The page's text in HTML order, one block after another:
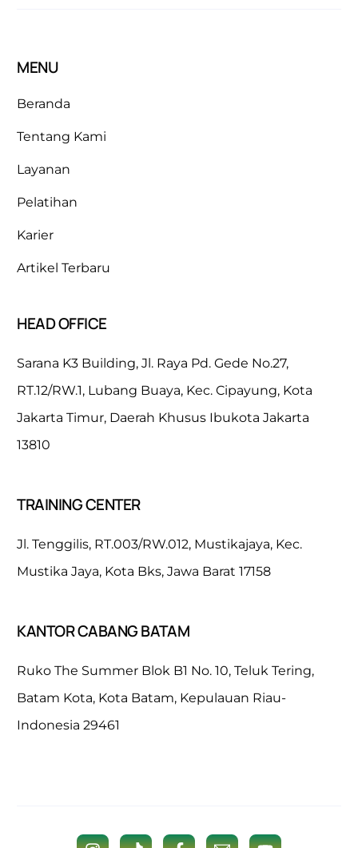
MENU
Beranda
Tentang Kami
Layanan
Pelatihan
Karier
Artikel Terbaru
HEAD OFFICE
Sarana K3 Building, Jl. Raya Pd. Gede No.27,
RT.12/RW.1, Lubang Buaya, Kec. Cipayung, Kota
Jakarta Timur, Daerah Khusus Ibukota Jakarta
13810
TRAINING CENTER
Jl. Tenggilis, RT.003/RW.012, Mustikajaya, Kec.
Mustika Jaya, Kota Bks, Jawa Barat 17158
KANTOR CABANG BATAM
Ruko The Summer Blok B1 No. 10, Teluk Tering,
Batam Kota, Kota Batam, Kepulauan Riau-
Indonesia 29461